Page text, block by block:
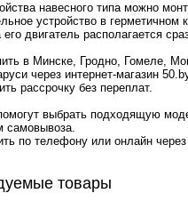
навесного типа можно
устройство в герметичном
двигатель располагается
в Минске, Гродно, Гомеле,
через интернет-магазин
рассрочку без переплат.
выбрать подходящую
самовывоза.
по телефону или онлайн через
товары